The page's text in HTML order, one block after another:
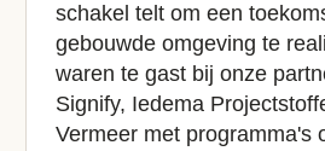
schakel telt om een
gebouwde omgeving te
waren te gast bij onze
Signify, Iedema
Vermeer met programma's